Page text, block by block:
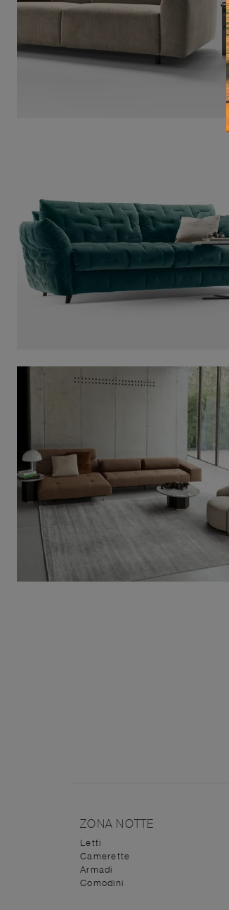
ZONA NOTTE
Letti
Camerette
Armadi
Comodini